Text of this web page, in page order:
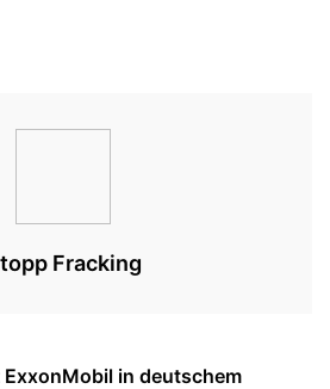
Fracking
ExxonMobil in deutschem